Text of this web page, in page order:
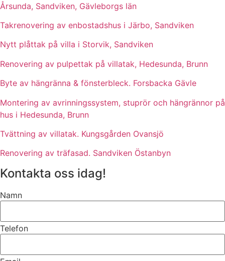
Årsunda, Sandviken, Gävleborgs län
Takrenovering av enbostadshus i Järbo, Sandviken
Nytt plåttak på villa i Storvik, Sandviken
Renovering av pulpettak på villatak, Hedesunda, Brunn
Byte av hängränna & fönsterbleck. Forsbacka Gävle
Montering av avrinningssystem, stuprör och hängrännor på
hus i Hedesunda, Brunn
Tvättning av villatak. Kungsgården Ovansjö
Renovering av träfasad. Sandviken Östanbyn
Kontakta oss idag!
Namn
Telefon